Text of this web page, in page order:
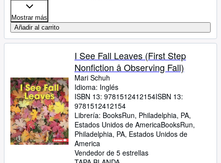
Mostrar más
Añadir al carrito
I See Fall Leaves (First Step
Nonfiction â Observing Fall)
Mari Schuh
Idioma: Inglés
ISBN 13: 9781512412154ISBN 13:
9781512412154
Librería: BooksRun, Philadelphia, PA,
Estados Unidos de AmericaBooksRun,
Philadelphia, PA, Estados Unidos de
America
Vendedor de 5 estrellas